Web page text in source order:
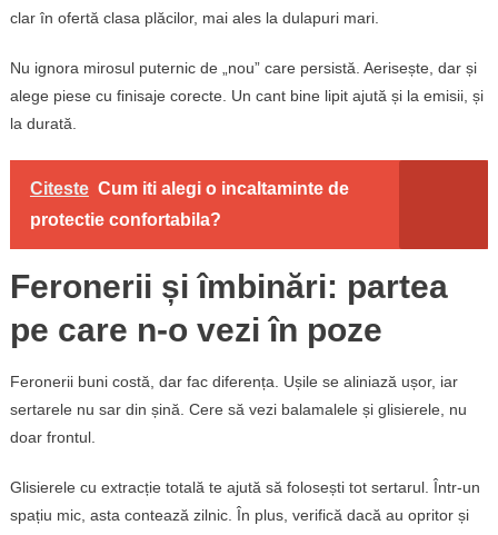
clar în ofertă clasa plăcilor, mai ales la dulapuri mari.
Nu ignora mirosul puternic de „nou” care persistă. Aerisește, dar și
alege piese cu finisaje corecte. Un cant bine lipit ajută și la emisii, și
la durată.
Citeste Cum iti alegi o incaltaminte de
protectie confortabila?
Feronerii și îmbinări: partea
pe care n-o vezi în poze
Feronerii buni costă, dar fac diferența. Ușile se aliniază ușor, iar
sertarele nu sar din șină. Cere să vezi balamalele și glisierele, nu
doar frontul.
Glisierele cu extracție totală te ajută să folosești tot sertarul. Într-un
spațiu mic, asta contează zilnic. În plus, verifică dacă au opritor și